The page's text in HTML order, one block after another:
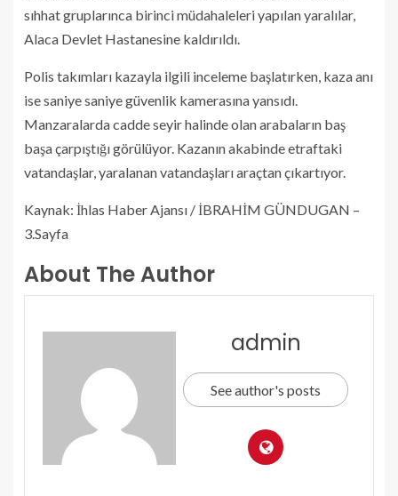
sıhhat gruplarınca birinci müdahaleleri yapılan yaralılar,
Alaca Devlet Hastanesine kaldırıldı.
Polis takımları kazayla ilgili inceleme başlatırken, kaza anı
ise saniye saniye güvenlik kamerasına yansıdı.
Manzaralarda cadde seyir halinde olan arabaların baş
başa çarpıştığı görülüyor. Kazanın akabinde etraftaki
vatandaşlar, yaralanan vatandaşları araçtan çıkartıyor.
Kaynak: İhlas Haber Ajansı / İBRAHİM GÜNDUGAN –
3.Sayfa
About The Author
admin
See author's posts